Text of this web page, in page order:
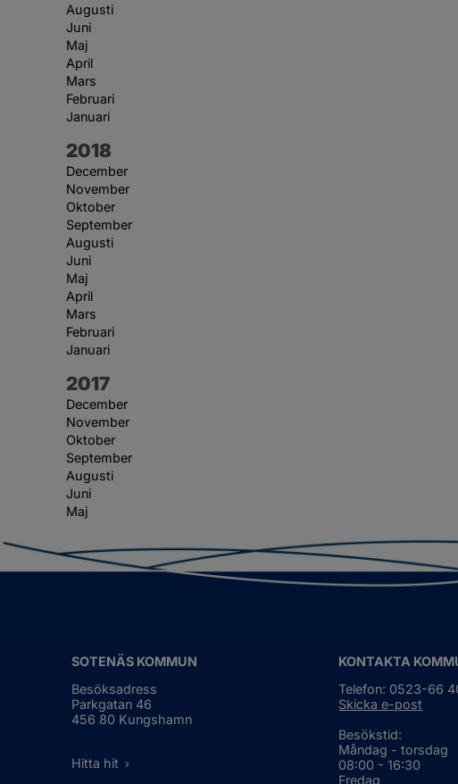
Augusti
Juni
Maj
April
Mars
Februari
Januari
År:
2018
December
November
Oktober
September
Augusti
Juni
Maj
April
Mars
Februari
Januari
År:
2017
December
November
Oktober
September
Augusti
Juni
Maj
SOTENÄS KOMMUN
Besöksadress
Parkgatan 46
456 80 Kungshamn
Hitta hit
KONTAKTA
Telefon: 0523-66
Skicka e-post
Besökstid:
Måndag - torsdag
08:00 - 16:30
Fredag